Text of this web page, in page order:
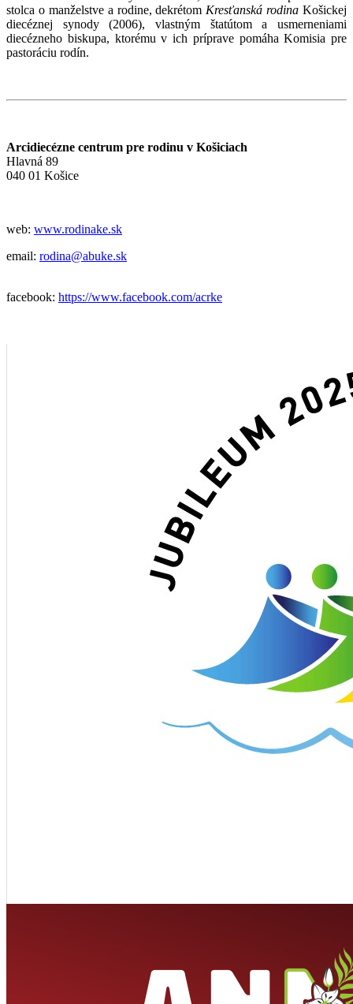
stolca o manželstve a rodine, dekrétom Kresťanská rodina Košickej
diecéznej synody (2006), vlastným štatútom a usmerneniami
diecézneho biskupa, ktorému v ich príprave pomáha Komisia pre
pastoráciu rodín.
Arcidiecézne centrum pre rodinu v Košiciach
Hlavná 89
040 01 Košice
web: www.rodinake.sk
email: rodina@abuke.sk
facebook: https://www.facebook.com/acrke